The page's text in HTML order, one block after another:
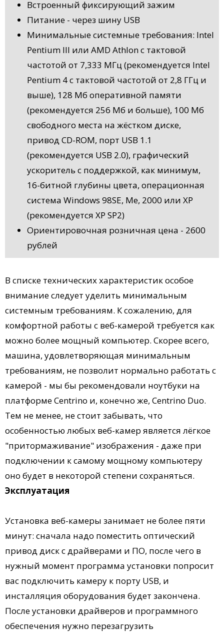
Встроенный фиксирующий зажим
Питание - через шину USB
Минимальные системные требования: Intel
Pentium III или AMD Athlon с тактовой
частотой от 7,333 МГц (рекомендуется Intel
Pentium 4 c тактовой частотой от 2,8 ГГц и
выше), 128 Мб оперативной памяти
(рекомендуется 256 Мб и больше), 100 Мб
свободного места на жёстком диске,
привод CD-ROM, порт USB 1.1
(рекомендуется USB 2.0), графический
ускоритель с поддержкой, как минимум,
16-битной глубины цвета, операционная
система Windows 98SE, Me, 2000 или XP
(рекомендуется XP SP2)
Ориентировочная розничная цена - 2600
рублей
В списке технических характеристик особое
внимание следует уделить минимальным
системным требованиям. К сожалению, для
комфортной работы с веб-камерой требуется как
можно более мощный компьютер. Скорее всего,
машина, удовлетворяющая минимальным
требованиям, не позволит нормально работать с
камерой - мы бы рекомендовали ноутбуки на
платформе Centrino и, конечно же, Centrino Duo.
Тем не менее, не стоит забывать, что
особенностью любых веб-камер является лёгкое
"притормаживание" изображения - даже при
подключении к самому мощному компьютеру
оно будет в некоторой степени сохраняться.
Эксплуатация
Установка веб-камеры занимает не более пяти
минут: сначала надо поместить оптический
привод диск с драйверами и ПО, после чего в
нужный момент программа установки попросит
вас подключить камеру к порту USB, и
инсталляция оборудования будет закончена.
После установки драйверов и программного
обеспечения нужно перезагрузить